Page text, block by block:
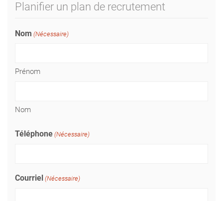
Planifier un plan de recrutement
Nom (Nécessaire)
Prénom
Nom
Téléphone (Nécessaire)
Courriel (Nécessaire)